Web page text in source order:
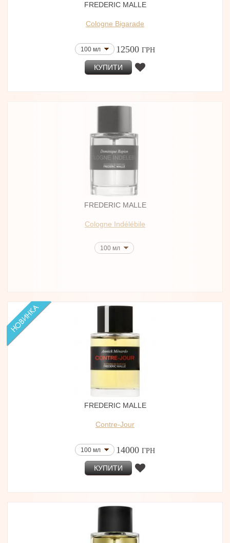
FREDERIC MALLE
Cologne Bigarade
100 мл 12500 ГРН
КУПИТИ
FREDERIC MALLE
Cologne Indélébile
100 мл
FREDERIC MALLE
Contre-Jour
100 мл 14000 ГРН
КУПИТИ